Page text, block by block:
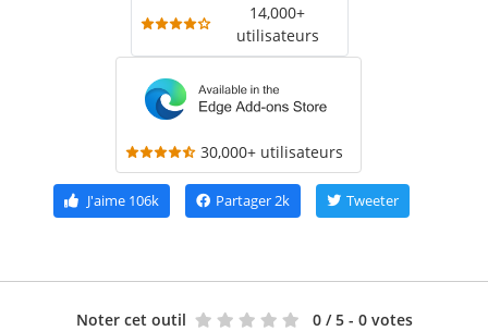
14,000+
utilisateurs
30,000+ utilisateurs
J'aime106k Partager2k Tweeter
Noter cet outil 0 / 5 - 0 votes